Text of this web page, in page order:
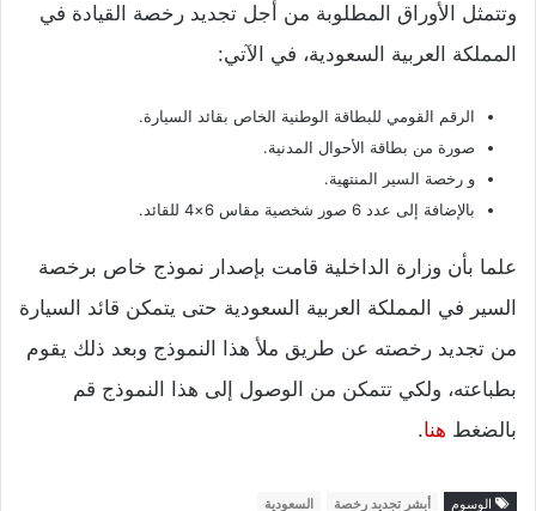
وتتمثل الأوراق المطلوبة من أجل تجديد رخصة القيادة في
المملكة العربية السعودية، في الآتي:
الرقم القومي للبطاقة الوطنية الخاص بقائد السيارة.
صورة من بطاقة الأحوال المدنية.
و رخصة السير المنتهية.
بالإضافة إلى عدد 6 صور شخصية مقاس 6×4 للقائد.
علما بأن وزارة الداخلية قامت بإصدار نموذج خاص برخصة
السير في المملكة العربية السعودية حتى يتمكن قائد السيارة
من تجديد رخصته عن طريق ملأ هذا النموذج وبعد ذلك يقوم
بطباعته، ولكي تتمكن من الوصول إلى هذا النموذج قم
بالضغط هنا.
الوسوم أبشر تجديد رخصة
السعودية